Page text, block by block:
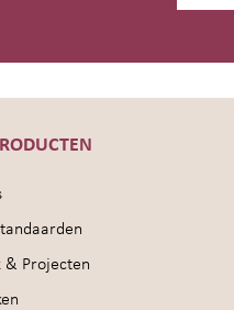
& Projecten